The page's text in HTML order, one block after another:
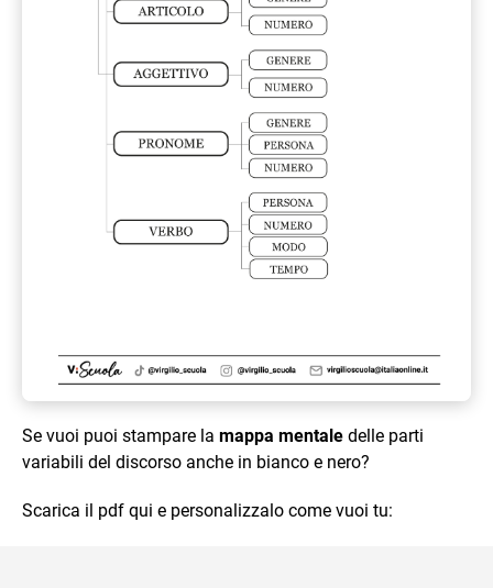
Se vuoi puoi stampare la mappa mentale delle parti
variabili del discorso anche in bianco e nero?
Scarica il pdf qui e personalizzalo come vuoi tu: